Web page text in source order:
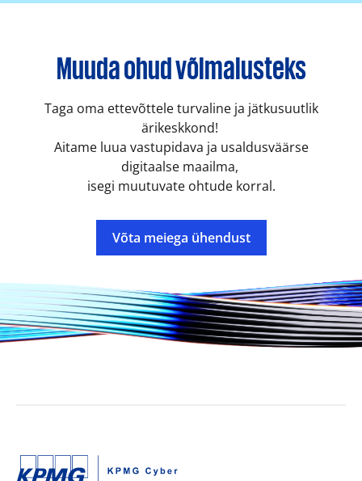
Muuda ohud võimalusteks
Taga oma ettevõttele turvaline ja jätkusuutlik
ärikeskkond!
Aitame luua vastupidava ja usaldusväärse
digitaalse maailma,
isegi muutuvate ohtude korral.
Võta meiega ühendust